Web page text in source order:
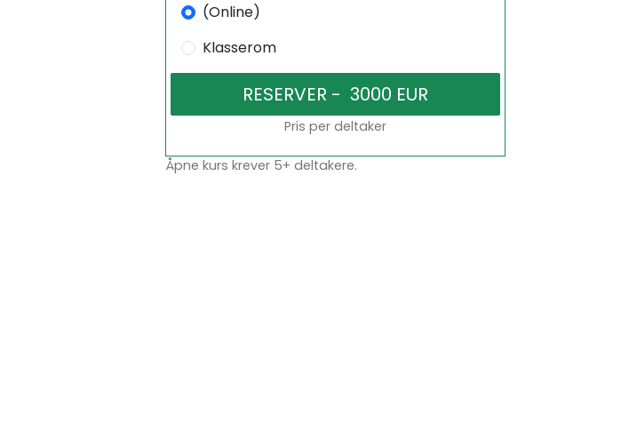
(Online)
Klasserom
Pris per deltaker
Åpne kurs krever 5+ deltakere.